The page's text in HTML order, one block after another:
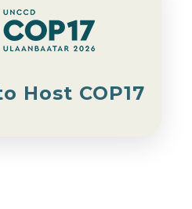
Host COP17